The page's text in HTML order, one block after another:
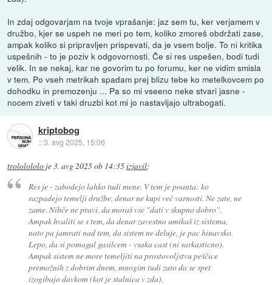
In zdaj odgovarjam na tvoje vprašanje: jaz sem tu, ker verjamem v
družbo, kjer se uspeh ne meri po tem, koliko zmoreš obdržati zase,
ampak koliko si pripravljen prispevati, da je vsem bolje. To ni kritika
uspešnih - to je poziv k odgovornosti. Če si res uspešen, bodi tudi
velik. In se nekaj, kar ne govorim tu po forumu, ker ne vidim smisla
v tem. Po vseh metrikah spadam prej blizu tebe ko metelkovcem po
dohodku in premozenju ... Pa so mi vseeno neke stvari jasne -
nocem ziveti v taki druzbi kot mi jo nastavljajo ultrabogati.
kriptobog
::3. avg 2025, 15:06
trololololo je3. avg 2025 ob 14:35izjavil:
Res je - zabodejo lahko tudi mene. V tem je poanta: ko
razpadejo temelji družbe, denar ne kupi več varnosti. Ne zate, ne
zame. Nihče ne pravi, da moraš vse "dati v skupno dobro".
Ampak hvaliti se s tem, da denar zavestno umikaš iz sistema,
nato pa jamrati nad tem, da sistem ne deluje, je pac hinavsko.
Lepo, da si pomagal gasilcem - vsaka cast (ni sarkasticno).
Ampak sistem ne more temeljiti na prostovoljstvu peščice
premožnih z dobrim dnem, mnogim tudi zato da se spet
izogibajo davkom (kot je stalnica v zda).